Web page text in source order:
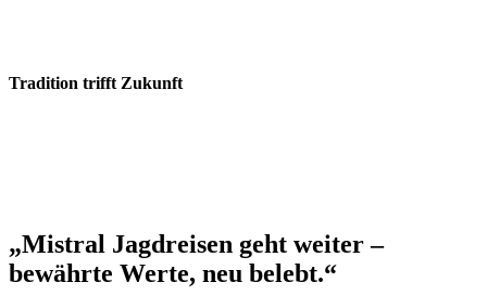
Tradition trifft Zukunft
„Mistral Jagdreisen geht weiter –
bewährte Werte, neu belebt.“